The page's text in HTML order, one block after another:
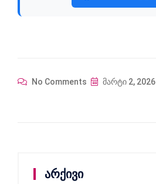
No Comments მარტი 2, 2026
არქივი